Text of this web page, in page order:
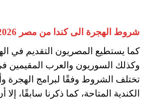
شروط الهجرة الى كندا من مصر 2026-2027
كما يستطيع المصريون التقديم في
وكذلك السوريون والعرب
تختلف الشروط وفقًا لبرامج الهجرة
الكندية المتاحة، كما ذكرنا سابقًا،